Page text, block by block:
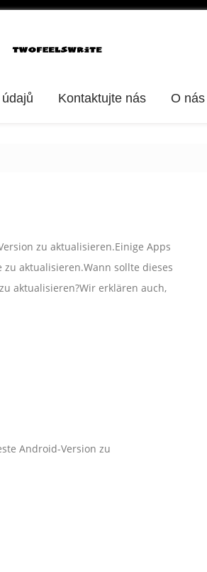
Kontaktujte nás O nás
zu aktualisieren.Einige Apps
aktualisieren.Wann sollte dieses
aktualisieren?Wir erklären auch,
Android-Version zu